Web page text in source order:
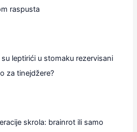
raspusta
su leptirići u stomaku rezervisani
za tinejdžere?
skrola: brainrot ili samo